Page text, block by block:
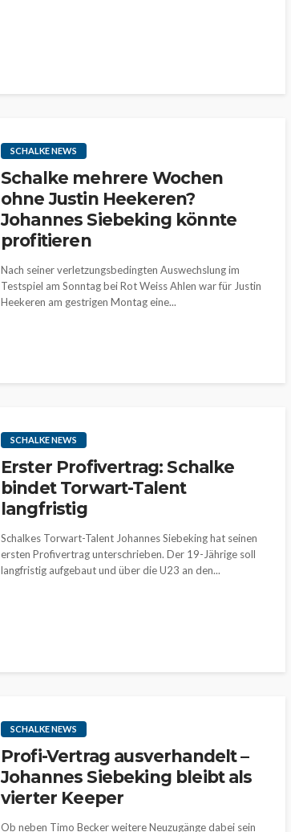
SCHALKE NEWS
Schalke mehrere Wochen
ohne Justin Heekeren?
Johannes Siebeking könnte
profitieren
Nach seiner verletzungsbedingten Auswechslung im
Testspiel am Sonntag bei Rot Weiss Ahlen war für Justin
Heekeren am gestrigen Montag eine...
SCHALKE NEWS
Erster Profivertrag: Schalke
bindet Torwart-Talent
langfristig
Schalkes Torwart-Talent Johannes Siebeking hat seinen
ersten Profivertrag unterschrieben. Der 19-Jährige soll
langfristig aufgebaut und über die U23 an den...
SCHALKE NEWS
Profi-Vertrag ausverhandelt –
Johannes Siebeking bleibt als
vierter Keeper
Ob neben Timo Becker weitere Neuzugänge dabei sein